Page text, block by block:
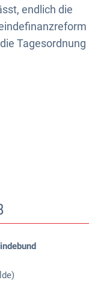
endlich die
Tagesordnung